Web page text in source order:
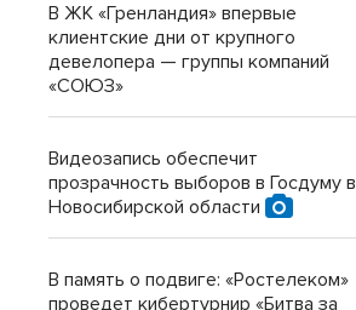
В ЖК «Гренландия» впервые
клиентские дни от крупного
девелопера — группы компаний
«СОЮЗ»
Видеозапись обеспечит
прозрачность выборов в Госдуму в
Новосибирской области
В память о подвиге: «Ростелеком»
проведет кибертурнир «Битва за